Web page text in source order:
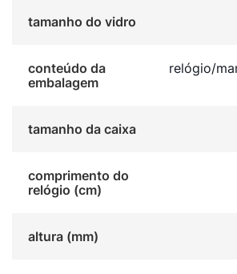
tamanho do vidro
conteúdo da
embalagem
relógio/
tamanho da caixa
comprimento do
relógio (cm)
altura (mm)